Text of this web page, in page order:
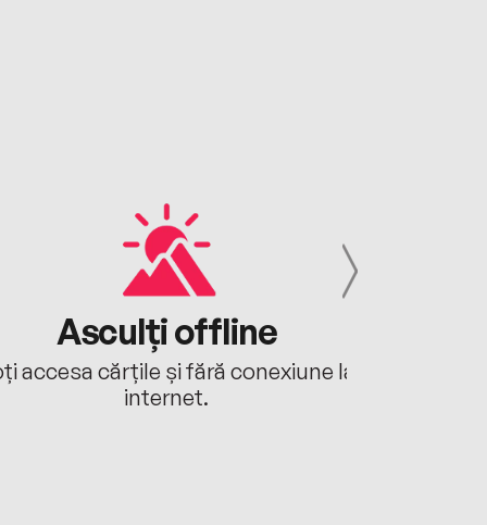
Asculți offline
accesa cărțile și fără conexiune la
internet.